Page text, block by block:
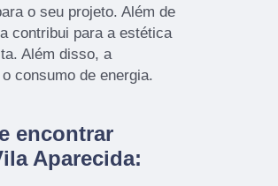
o seu projeto. Além de
contribui para a estética
Além disso, a
consumo de energia.
encontrar
Aparecida: